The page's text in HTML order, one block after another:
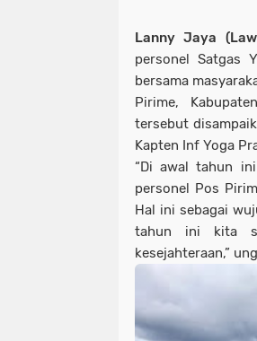
Lanny Jaya
personel Satgas
bersama
Pirime,
tersebut
Kapten Inf Yoga
“Di awal tahun
personel Pos
Hal ini sebagai
tahun ini kita
kesejahteraan,”